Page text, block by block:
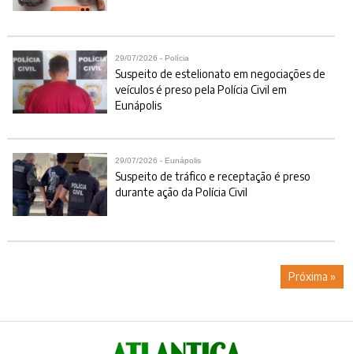
29/07/2026 - Polícia
Suspeito de estelionato em negociações de
veículos é preso pela Polícia Civil em
Eunápolis
29/07/2026 - Eunápolis
Suspeito de tráfico e receptação é preso
durante ação da Polícia Civil
Próxima »